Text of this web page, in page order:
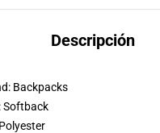
Descripción
Backpacks
Softback
Polyester